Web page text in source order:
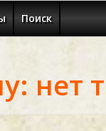
Поиск
нет